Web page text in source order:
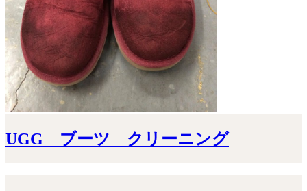
UGG ブーツ クリーニング